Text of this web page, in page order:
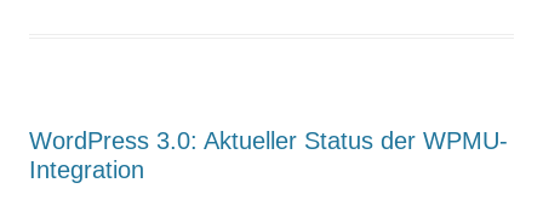
WordPress 3.0: Aktueller Status der WPMU-
Integration